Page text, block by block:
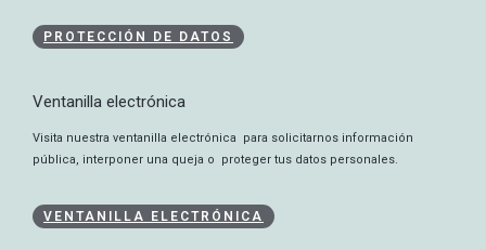
PROTECCIÓN DE DATOS
Ventanilla electrónica
Visita nuestra ventanilla electrónica para solicitarnos información
pública, interponer una queja o proteger tus datos personales.
VENTANILLA ELECTRÓNICA